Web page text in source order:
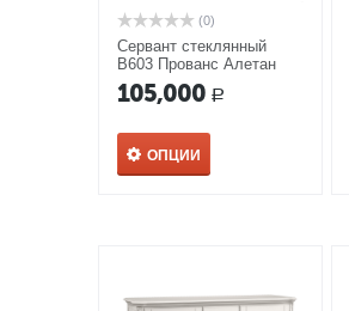
(0)
Cервант стеклянный
В603 Прованс Алетан
105,000 Р
ОПЦИИ